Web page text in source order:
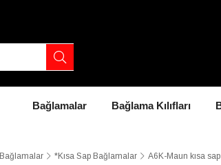
Bağlamalar Bağlama Kılıfları
Bağlamalar *Kısa Sap Bağlamalar A6K-Maun kısa